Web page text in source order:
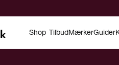
Shop TilbudMærkerGuider